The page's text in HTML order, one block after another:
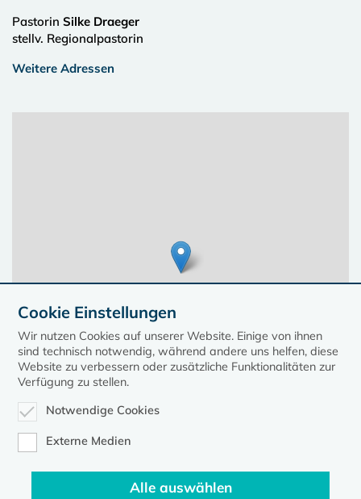
Pastorin Silke Draeger
stellv. Regionalpastorin
Weitere Adressen
Cookie Einstellungen
Wir nutzen Cookies auf unserer Website. Einige von ihnen
sind technisch notwendig, während andere uns helfen, diese
Website zu verbessern oder zusätzliche Funktionalitäten zur
Verfügung zu stellen.
Notwendige Cookies
Externe Medien
Alle auswählen